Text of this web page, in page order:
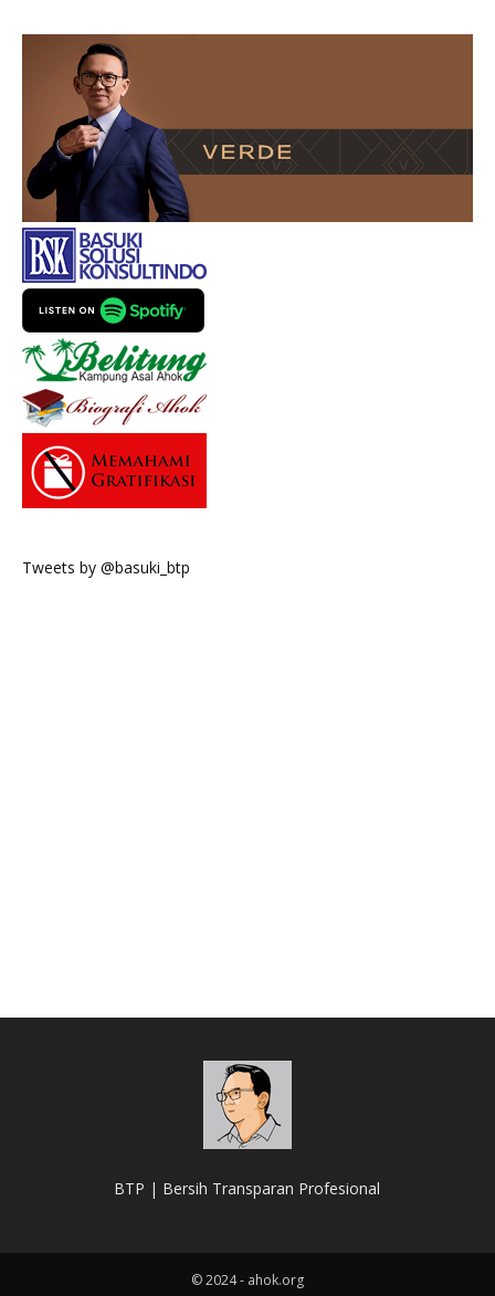
Tweets by @basuki_btp
BTP | Bersih Transparan Profesional
© 2024 - ahok.org